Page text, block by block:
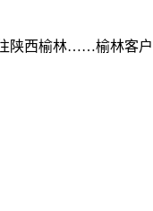
陕西榆林……榆林客